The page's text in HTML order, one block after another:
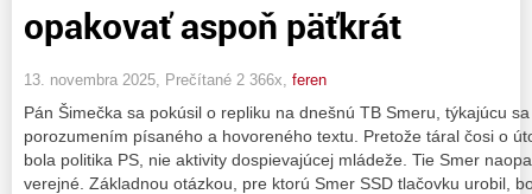
opakovať aspoň päťkrát
13. novembra 2025, Prečítané 2 366x, feren
Pán Šimečka sa pokúsil o repliku na dnešnú TB Smeru, týkajúcu
porozumením písaného a hovoreného textu. Pretože táral čosi o
bola politika PS, nie aktivity dospievajúcej mládeže. Tie Smer
verejné. Základnou otázkou, pre ktorú Smer SSD tlačovku urobil,